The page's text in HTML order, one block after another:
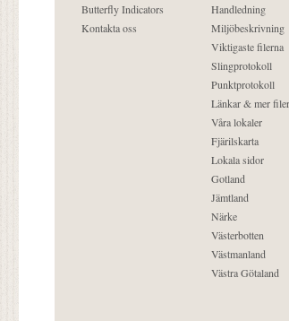
Butterfly Indicators
Kontakta oss
Handledning
Miljöbeskrivning
Viktigaste filerna
Slingprotokoll
Punktprotokoll
Länkar & mer filer
Våra lokaler
Fjärilskarta
Lokala sidor
Gotland
Jämtland
Närke
Västerbotten
Västmanland
Västra Götaland